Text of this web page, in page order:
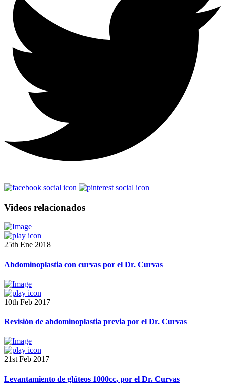
Videos relacionados
25th Ene 2018
Abdominoplastia con curvas por el Dr. Curvas
10th Feb 2017
Revisión de abdominoplastia previa por el Dr. Curvas
21st Feb 2017
Levantamiento de glúteos 1000cc, por el Dr. Curvas